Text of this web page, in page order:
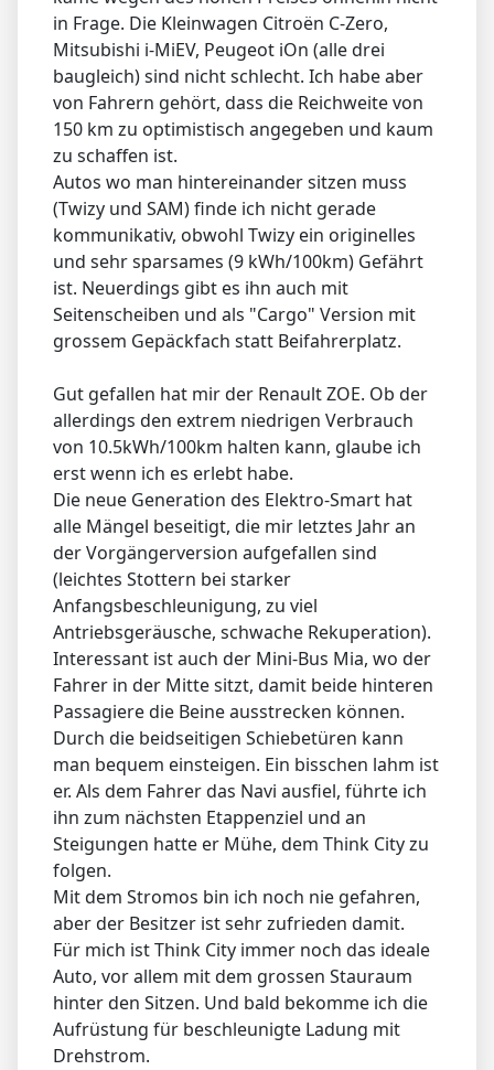
in Frage. Die Kleinwagen Citroën C-Zero,
Mitsubishi i-MiEV, Peugeot iOn (alle drei
baugleich) sind nicht schlecht. Ich habe aber
von Fahrern gehört, dass die Reichweite von
150 km zu optimistisch angegeben und kaum
zu schaffen ist.
Autos wo man hintereinander sitzen muss
(Twizy und SAM) finde ich nicht gerade
kommunikativ, obwohl Twizy ein originelles
und sehr sparsames (9 kWh/100km) Gefährt
ist. Neuerdings gibt es ihn auch mit
Seitenscheiben und als "Cargo" Version mit
grossem Gepäckfach statt Beifahrerplatz.
Gut gefallen hat mir der Renault ZOE. Ob der
allerdings den extrem niedrigen Verbrauch
von 10.5kWh/100km halten kann, glaube ich
erst wenn ich es erlebt habe.
Die neue Generation des Elektro-Smart hat
alle Mängel beseitigt, die mir letztes Jahr an
der Vorgängerversion aufgefallen sind
(leichtes Stottern bei starker
Anfangsbeschleunigung, zu viel
Antriebsgeräusche, schwache Rekuperation).
Interessant ist auch der Mini-Bus Mia, wo der
Fahrer in der Mitte sitzt, damit beide hinteren
Passagiere die Beine ausstrecken können.
Durch die beidseitigen Schiebetüren kann
man bequem einsteigen. Ein bisschen lahm ist
er. Als dem Fahrer das Navi ausfiel, führte ich
ihn zum nächsten Etappenziel und an
Steigungen hatte er Mühe, dem Think City zu
folgen.
Mit dem Stromos bin ich noch nie gefahren,
aber der Besitzer ist sehr zufrieden damit.
Für mich ist Think City immer noch das ideale
Auto, vor allem mit dem grossen Stauraum
hinter den Sitzen. Und bald bekomme ich die
Aufrüstung für beschleunigte Ladung mit
Drehstrom.